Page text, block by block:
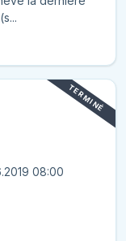
TERMINÉ
08:00